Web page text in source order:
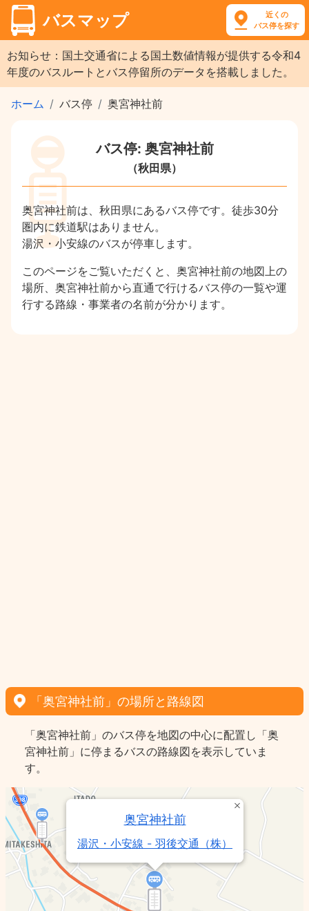
バスマップ
近くの
バス停を探す
お知らせ：国土交通省による国土数値情報が提供する令和4
年度のバスルートとバス停留所のデータを搭載しました。
ホーム バス停 奥宮神社前
バス停: 奥宮神社前
（秋田県）
奥宮神社前は、秋田県にあるバス停です。徒歩30分
圏内に鉄道駅はありません。
湯沢・小安線のバスが停車します。
このページをご覧いただくと、奥宮神社前の地図上の
場所、奥宮神社前から直通で行けるバス停の一覧や運
行する路線・事業者の名前が分かります。
「奥宮神社前」の場所と路線図
「奥宮神社前」のバス停を地図の中心に配置し「奥
宮神社前」に停まるバスの路線図を表示していま
す。
奥宮神社前
湯沢・小安線 - 羽後交通（株）